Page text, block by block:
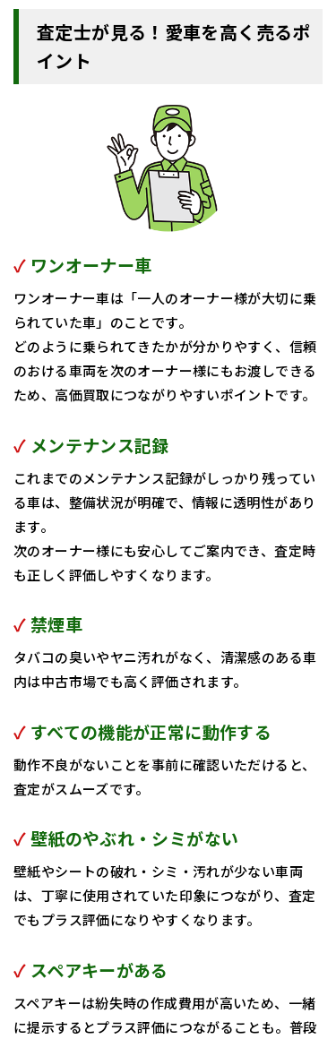
査定士が見る！愛車を高く売るポ
イント
✓ ワンオーナー車
ワンオーナー車は「一人のオーナー様が大切に乗
られていた車」のことです。
どのように乗られてきたかが分かりやすく、信頼
のおける車両を次のオーナー様にもお渡しできる
ため、高価買取につながりやすいポイントです。
✓ メンテナンス記録
これまでのメンテナンス記録がしっかり残ってい
る車は、整備状況が明確で、情報に透明性があり
ます。
次のオーナー様にも安心してご案内でき、査定時
も正しく評価しやすくなります。
✓禁煙車
タバコの臭いやヤニ汚れがなく、清潔感のある車
内は中古市場でも高く評価されます。
✓ すべての機能が正常に動作する
動作不良がないことを事前に確認いただけると、
査定がスムーズです。
✓壁紙のやぶれ・シミがない
壁紙やシートの破れ・シミ・汚れが少ない車両
は、丁寧に使用されていた印象につながり、査定
でもプラス評価になりやすくなります。
✓ スペアキーがある
スペアキーは紛失時の作成費用が高いため、一緒
に提示するとプラス評価につながることも。普段